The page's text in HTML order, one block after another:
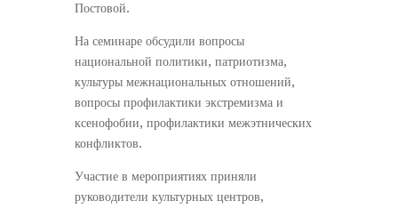
Постовой.
На семинаре обсудили вопросы
национальной политики, патриотизма,
культуры межнациональных отношений,
вопросы профилактики экстремизма и
ксенофобии, профилактики межэтнических
конфликтов.
Участие в мероприятиях приняли
руководители культурных центров,